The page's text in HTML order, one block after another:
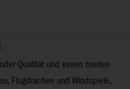
Qualität und einem breiten
Flugdrachen und Windspiele,